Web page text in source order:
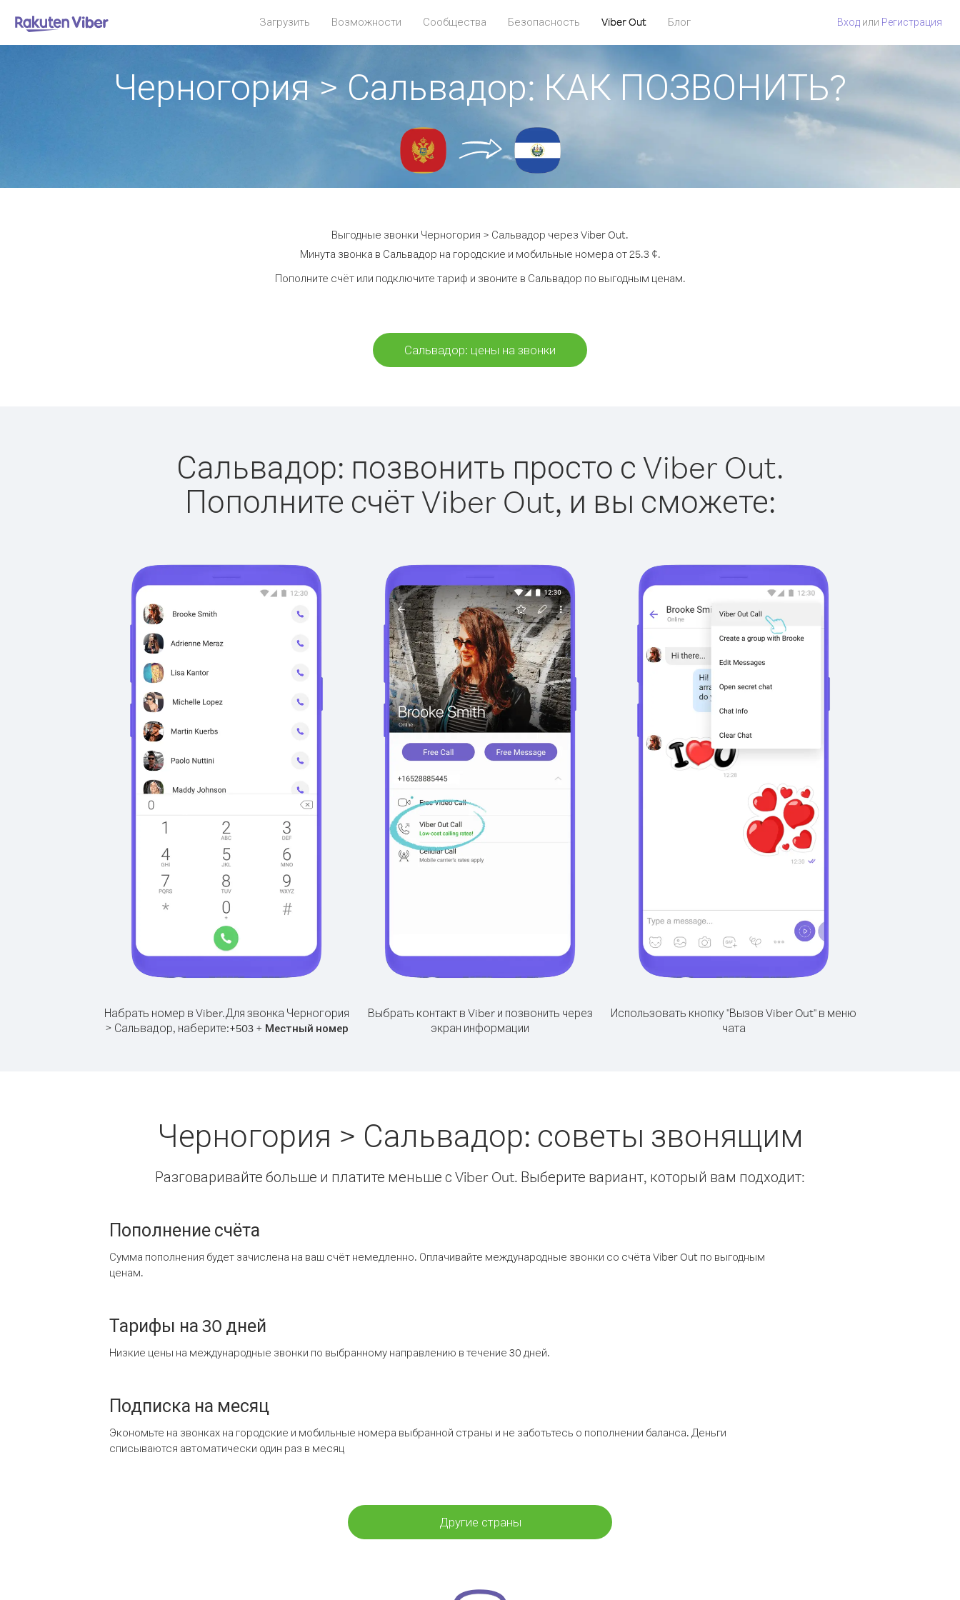
Загрузить Возможности Сообщества Безопасность Viber Out Блог Вход или Регистрация
Черногория > Сальвадор: КАК ПОЗВОНИТЬ?
Выгодные звонки Черногория > Сальвадор через Viber Out.
Минута звонка в Сальвадор на городские и мобильные номера от 25.3 ¢.
Пополните счёт или подключите тариф и звоните в Сальвадор по выгодным ценам.
Сальвадор: цены на звонки
Сальвадор: позвонить просто с Viber Out.
Пополните счёт Viber Out, и вы сможете:
Набрать номер в Viber.Для звонка Черногория
> Сальвадор, наберите:+503+ Местный номер
Выбрать контакт в Viber и позвонить через
экран информации
Использовать кнопку "Вызов Viber Out" в меню
чата
Черногория > Сальвадор: советы звонящим
Разговаривайте больше и платите меньше с Viber Out. Выберите вариант, который вам подходит:
Пополнение счёта
Сумма пополнения будет зачислена на ваш счёт немедленно. Оплачивайте международные звонки со счёта Viber Out по выгодным
ценам.
Тарифы на 30 дней
Низкие цены на международные звонки по выбранному направлению в течение 30 дней.
Подписка на месяц
Экономьте на звонках на городские и мобильные номера выбранной страны и не заботьтесь о пополнении баланса. Деньги
списываются автоматически один раз в месяц
Другие страны